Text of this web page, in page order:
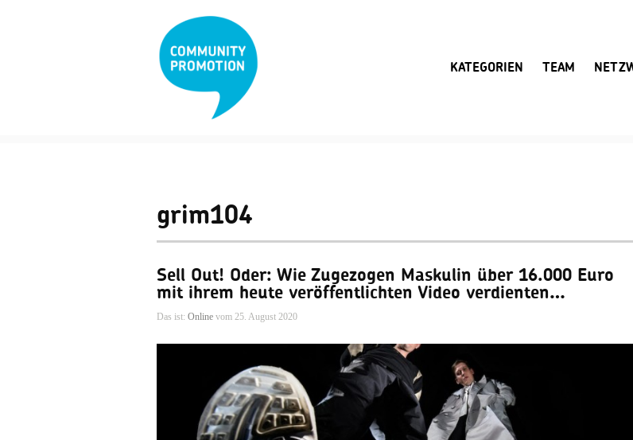
KATEGORIEN TEAM
grim104
Sell Out! Oder: Wie Zugezogen Maskulin über 16.000 Euro
mit ihrem heute veröffentlichten Video verdienten…
Das ist: Online vom 25. August 2020